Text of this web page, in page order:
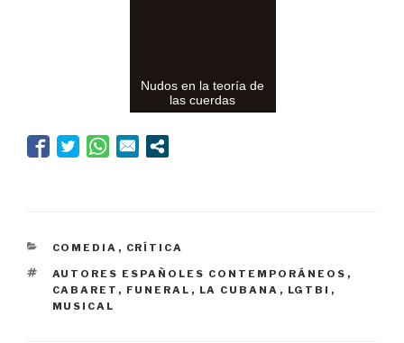
Nudos en la teoría de
las cuerdas
CATEGORÍAS
COMEDIA , CRÍTICA
ETIQUETAS
AUTORES ESPAÑOLES CONTEMPORÁNEOS ,
CABARET , FUNERAL , LA CUBANA , LGTBI ,
MUSICAL